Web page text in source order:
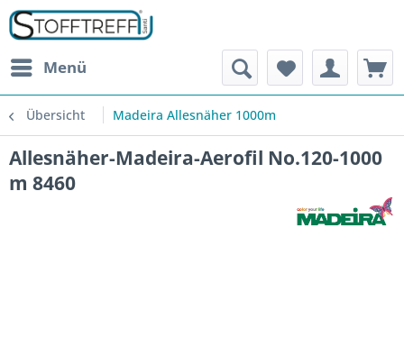
Menü
Übersicht Madeira Allesnäher 1000m
Allesnäher-Madeira-Aerofil No.120-1000
m 8460